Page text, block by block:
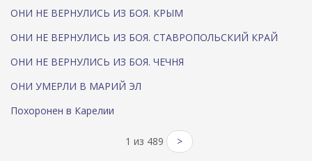
ОНИ НЕ ВЕРНУЛИСЬ ИЗ БОЯ. КРЫМ
ОНИ НЕ ВЕРНУЛИСЬ ИЗ БОЯ. СТАВРОПОЛЬСКИЙ КРАЙ
ОНИ НЕ ВЕРНУЛИСЬ ИЗ БОЯ. ЧЕЧНЯ
ОНИ УМЕРЛИ В МАРИЙ ЭЛ
Похоронен в Карелии
1 из 489 >